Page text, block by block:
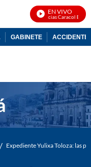
EN VIVO
Noticias Caracol En Vivo
GABINETE ACCIDENTE
/ Expediente Yulixa Toloza: las